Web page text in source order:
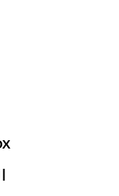
din Cehia pentru
extraordinare de
și pentru
într-un timp al
non-formale,